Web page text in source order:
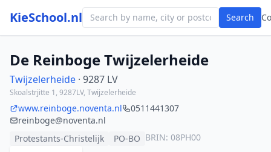
KieSchool.nl Search
De Reinboge Twijzelerheide
Twijzelerheide · 9287 LV
Skoalstrjitte 1, 9287LV, Twijzelerheide
www.reinboge.noventa.nl
0511441307
reinboge@noventa.nl
Protestants-Christelijk
PO-BO BRIN: 08PH00